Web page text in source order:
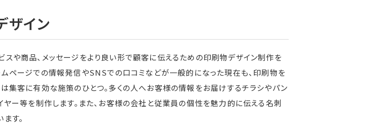
ザイン
スや商品、メッセージをより良い形で顧客に伝えるための印刷物デザイン制作を
ムページでの情報発信やSNSでの口コミなどが一般的になった現在も、印刷物を
集客に有効な施策のひとつ。多くの人へお客様の情報をお届けするチラシやパン
イヤー等を制作します。また、お客様の会社と従業員の個性を魅力的に伝える名刺
す。